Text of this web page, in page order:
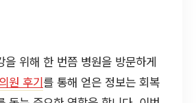
을 위해 한 번쯤 병원을 방문하게
원 후기를 통해 얻은 정보는 회복